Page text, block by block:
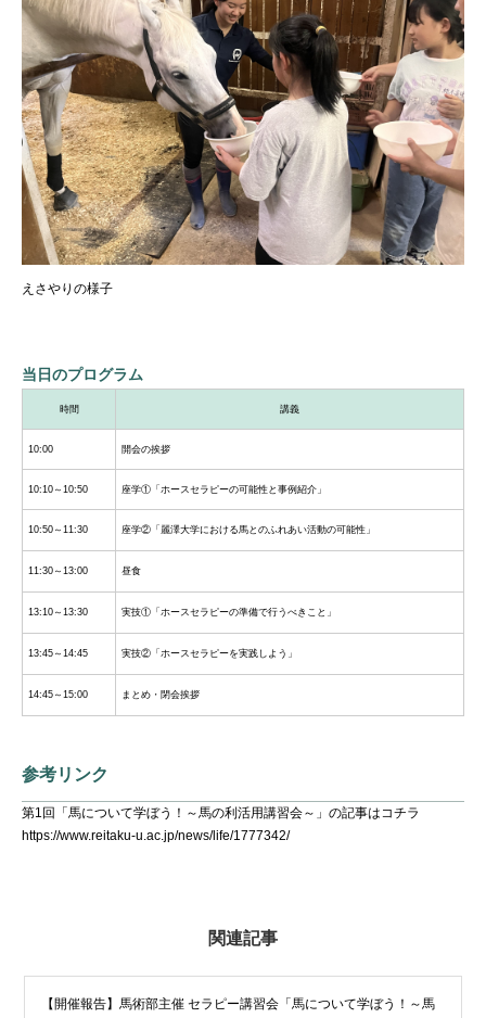
えさやりの様子
当日のプログラム
時間 講義
10:00 開会の挨拶
10:10～10:50 座学①「ホースセラピーの可能性と事例紹介」
10:50～11:30 座学②「麗澤大学における馬とのふれあい活動の可能性」
11:30～13:00 昼食
13:10～13:30 実技①「ホースセラピーの準備で行うべきこと」
13:45～14:45 実技②「ホースセラピーを実践しよう」
14:45～15:00 まとめ・閉会挨拶
参考リンク
第1回「馬について学ぼう！～馬の利活用講習会～」 の記事はコチラ
https://www.reitaku-u.ac.jp/news/life/1777342/
関連記事
【開催報告】馬術部主催 セラピー講習会「馬について学ぼう！～馬